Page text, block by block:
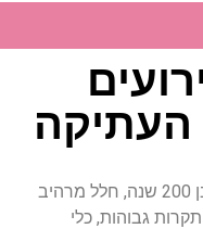
העתיקה
03-6813261 דמיינו לעצמכם מבנה בן 200 שנה, חלל מרהיב
גבוהות, כלי